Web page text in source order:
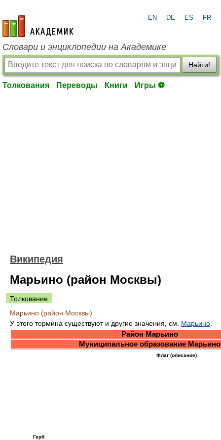
academic.ru
EN DE ES FR
Словари и энциклопедии на Академике
Найти!
Толкования Переводы Книги Игры ⚽
Википедия
Марьино (район Москвы)
Толкование
Марьино (район Москвы)
У этого термина существуют и другие значения, см. Марьино
Район Марьино
Муниципальное образование Марьино
Герб
Флаг (описание)